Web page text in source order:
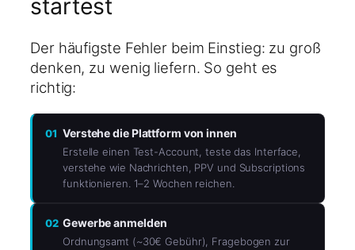
startest
Der häufigste Fehler beim Einstieg: zu groß
denken, zu wenig liefern. So geht es
richtig:
01 Verstehe die Plattform von innen
Erstelle einen Test-Account, teste das Interface,
verstehe wie Nachrichten, PPV und Subscriptions
funktionieren. 1–2 Wochen reichen.
02 Gewerbe anmelden
Ordnungsamt (~30€ Gebühr), Fragebogen zur